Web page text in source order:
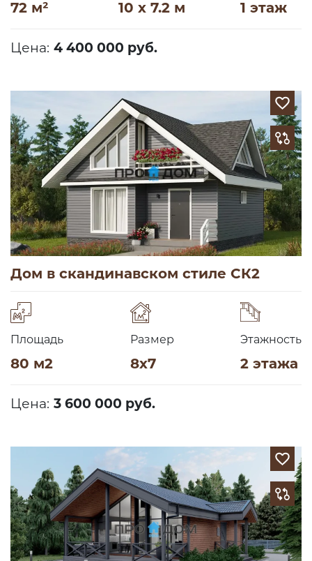
72 м² 10 x 7.2 м 1 этаж
Цена: 4 400 000 руб.
Дом в скандинавском стиле СК2
Площадь
80 м2
Размер
8х7
Этажность
2 этажа
Цена: 3 600 000 руб.